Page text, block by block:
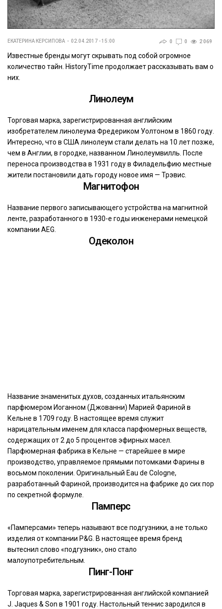
ЕКАТЕРИНА КЕРСИПОВА 02.04.2017 - 15:00 0 0 2 069
Известные бренды могут скрывать под собой огромное
количество тайн. HistoryTime продолжает рассказывать вам о
них.
Линолеум
Торговая марка, зарегистрированная английским
изобретателем линолеума Фредериком Уолтоном в 1860 году.
Интересно, что в США линолеум стали делать на 10 лет позже,
чем в Англии, в городке, названном Линолеумвилль. После
переноса производства в 1931 году в Филадельфию местные
жители постановили дать городу новое имя — Трэвис.
Магнитофон
Название первого записывающего устройства на магнитной
ленте, разработанного в 1930-е годы инженерами немецкой
компании AEG.
Одеколон
Название знаменитых духов, созданных итальянским
парфюмером Иоганном (Джованни) Марией Фариной в
Кельне в 1709 году. В настоящее время служит
нарицательным именем для класса парфюмерных веществ,
содержащих от 2 до 5 процентов эфирных масел.
Парфюмерная фабрика в Кельне — старейшее в мире
производство, управляемое прямыми потомками Фарины в
восьмом поколении. Оригинальный Eau de Cologne,
разработанный Фариной, производится на фабрике до сих пор
по секретной формуле.
Памперс
«Памперсами» теперь называют все подгузники, а не только
изделия от компании P&G. В настоящее время бренд
вытеснил слово «подгузник», оно стало
малоупотребительным.
Пинг-Понг
Торговая марка, зарегистрированная английской компанией
J. Jaques & Son в 1901 году. Настольный теннис зародился в